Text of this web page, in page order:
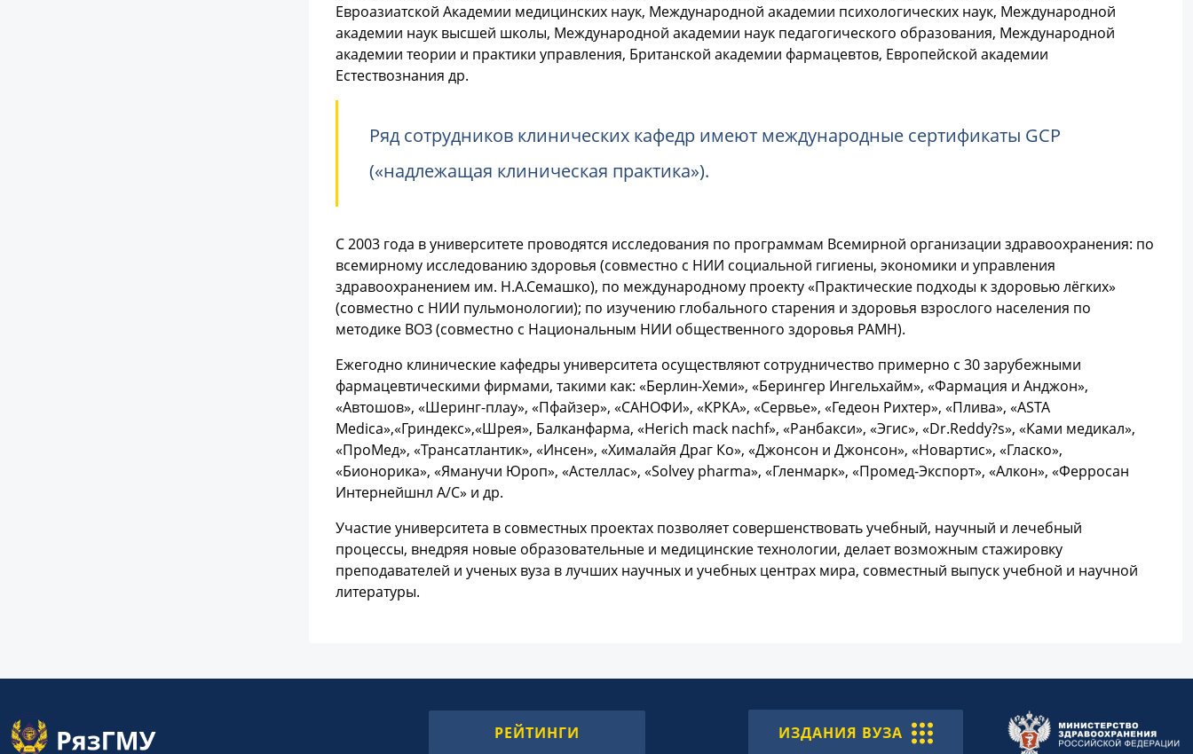
Евроазиатской Академии медицинских наук, Международной академии психологических наук, Международной
академии наук высшей школы, Международной академии наук педагогического образования, Международной
академии теории и практики управления, Британской академии фармацевтов, Европейской академии
Естествознания др.
Ряд сотрудников клинических кафедр имеют международные сертификаты GCP
(«надлежащая клиническая практика»).
С 2003 года в университете проводятся исследования по программам Всемирной организации здравоохранения: по
всемирному исследованию здоровья (совместно с НИИ социальной гигиены, экономики и управления
здравоохранением им. Н.А.Семашко), по международному проекту «Практические подходы к здоровью лёгких»
(совместно с НИИ пульмонологии); по изучению глобального старения и здоровья взрослого населения по
методике ВОЗ (совместно с Национальным НИИ общественного здоровья РАМН).
Ежегодно клинические кафедры университета осуществляют сотрудничество примерно с 30 зарубежными
фармацевтическими фирмами, такими как: «Берлин-Хеми», «Берингер Ингельхайм», «Фармация и Анджон»,
«Автошов», «Шеринг-плау», «Пфайзер», «САНОФИ», «КРКА», «Сервье», «Гедеон Рихтер», «Плива», «ASTA
Medica»,«Гриндекс»,«Шрея», Балканфарма, «Нerich mack nachf», «Ранбакси», «Эгис», «Dr.Reddy?s», «Ками медикал»,
«ПроМед», «Трансатлантик», «Инсен», «Хималайя Драг Ко», «Джонсон и Джонсон», «Новартис», «Гласко»,
«Бионорика», «Яманучи Юроп», «Астеллас», «Solvey pharma», «Гленмарк», «Промед-Экспорт», «Алкон», «Ферросан
Интернейшнл А/С» и др.
Участие университета в совместных проектах позволяет совершенствовать учебный, научный и лечебный
процессы, внедряя новые образовательные и медицинские технологии, делает возможным стажировку
преподавателей и ученых вуза в лучших научных и учебных центрах мира, совместный выпуск учебной и научной
литературы.
РЕЙТИНГИ ИЗДАНИЯ ВУЗА